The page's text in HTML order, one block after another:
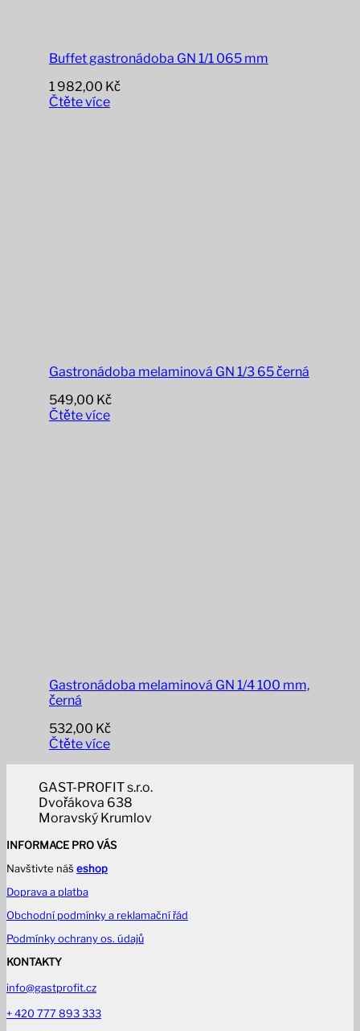
Buffet gastronádoba GN 1/1 065 mm
1 982,00 Kč
Čtěte více
Gastronádoba melaminová GN 1/3 65 černá
549,00 Kč
Čtěte více
Gastronádoba melaminová GN 1/4 100 mm,
černá
532,00 Kč
Čtěte více
GAST-PROFIT s.r.o.
Dvořákova 638
Moravský Krumlov
INFORMACE PRO VÁS
Navštivte náš eshop
Doprava a platba
Obchodní podmínky a reklamační řád
Podmínky ochrany os. údajů
KONTAKTY
info@gastprofit.cz
+ 420 777 893 333